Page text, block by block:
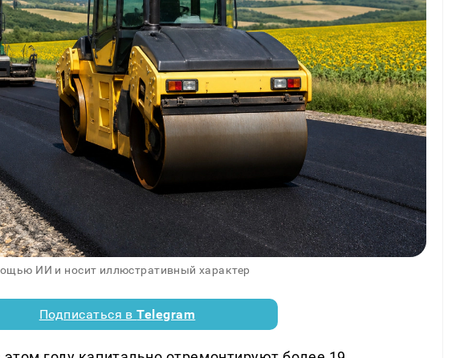
ИИ и носит иллюстративный характер
Подписаться вTelegram